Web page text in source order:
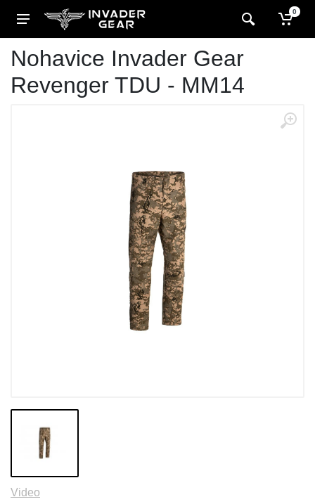
0
Nohavice Invader Gear
Revenger TDU - MM14
Video